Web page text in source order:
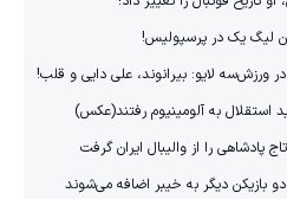
لیگ یک در پرسپولیس!
در ورزش‌سه لایو: بیرانوند، علی دایی و قلب!
پادشاهی را از والیبال ایران گرفت
بازیکن دیگر به خیبر اضافه می‌شوند